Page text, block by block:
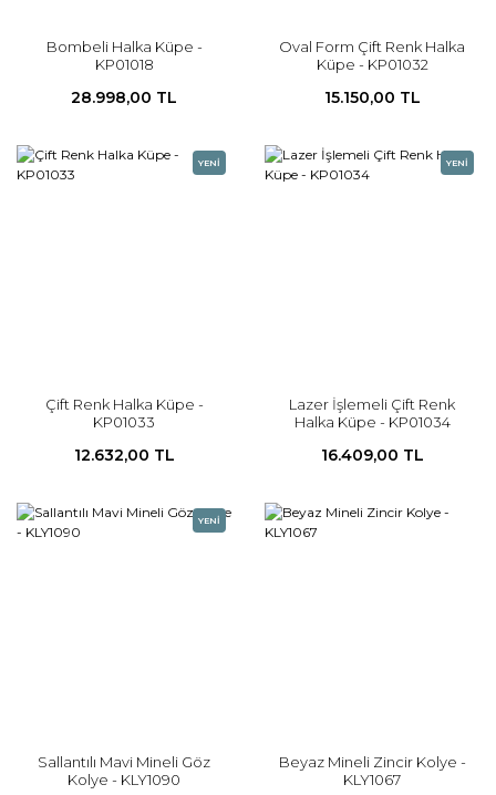
Bombeli Halka Küpe -
KP01018
28.998,00 TL
Oval Form Çift Renk Halka
Küpe - KP01032
15.150,00 TL
YENİ
Çift Renk Halka Küpe -
KP01033
12.632,00 TL
YENİ
Lazer İşlemeli Çift Renk
Halka Küpe - KP01034
16.409,00 TL
YENİ
Sallantılı Mavi Mineli Göz
Kolye - KLY1090
Beyaz Mineli Zincir Kolye -
KLY1067